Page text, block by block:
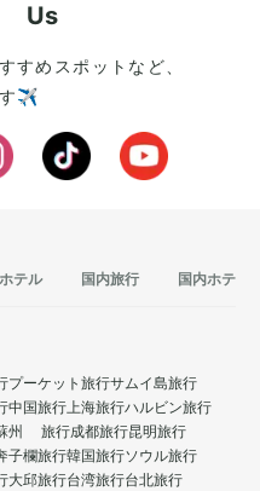
Us
すめスポットなど、
す✈️
テル 国内旅行 国内ホテル
プーケット旅行サムイ島旅行
中国旅行上海旅行ハルビン旅行
州 旅行成都旅行昆明旅行
子欄旅行韓国旅行ソウル旅行
大邱旅行台湾旅行台北旅行